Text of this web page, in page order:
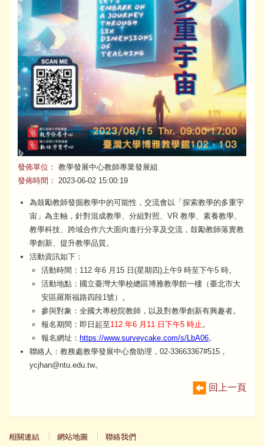
發佈單位： 教學發展中心教師專業發展組
發佈時間：
2023-06-02 15:00:19
為鼓勵教師發掘教學中的可能性，交流會以「探索教學的多重宇
宙」為主軸，針對混成教學、分組對照、VR 教學、素養教學、
教學科技、跨域合作六大面向進行分享及交流，鼓勵教師落實教
學創新、提升教學品質。
活動資訊如下：
活動時間：112 年6 月15 日(星期四)上午9 時至下午5 時。
活動地點：國立臺灣大學校總區博雅教學館一樓（臺北市大
安區羅斯福路四段1號）。
參與對象：全國大專校院教師，以及對教學創新有興趣者。
報名期間：即日起至112 年6 月11 日下午5 時止。
報名網址： https://www.surveycake.com/s/LbA06。
聯絡人：教務處教學發展中心詹助理，02-33663367#515，
ycjhan@ntu.edu.tw。
回上一頁
相關連結 網站地圖 聯絡我們